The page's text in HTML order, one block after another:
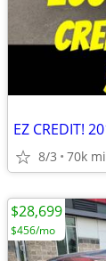
8/3 70k mi
$28,699
$456/mo